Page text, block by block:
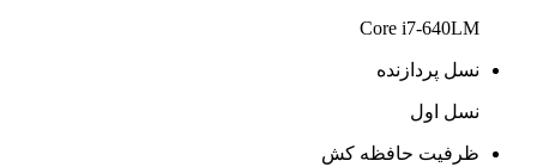
Core i7-640LM
نسل پردازنده
نسل اول
ظرفیت حافظه کش